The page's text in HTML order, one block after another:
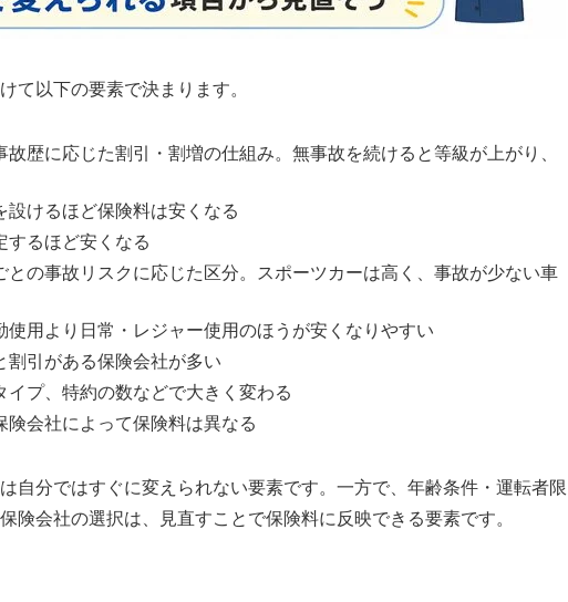
て以下の要素で決まります。
故歴に応じた割引・割増の仕組み。無事故を続けると等級が上がり、
設けるほど保険料は安くなる
するほど安くなる
との事故リスクに応じた区分。スポーツカーは高く、事故が少ない車
使用より日常・レジャー使用のほうが安くなりやすい
割引がある保険会社が多い
イプ、特約の数などで大きく変わる
険会社によって保険料は異なる
自分ではすぐに変えられない要素です。一方で、年齢条件・運転者限
険会社の選択は、見直すことで保険料に反映できる要素です。